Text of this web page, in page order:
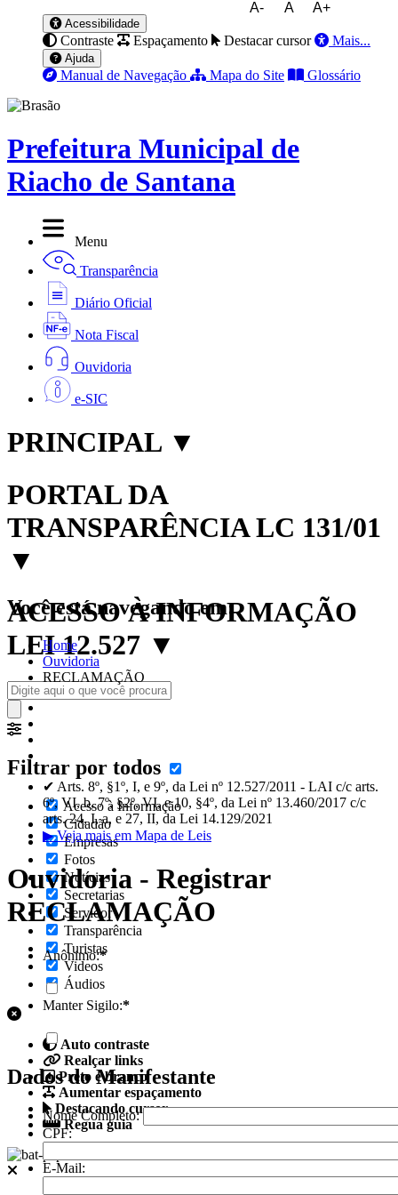
A- A A+
Acessibilidade
Contraste Espaçamento Destacar cursor Mais...
Ajuda
Manual de Navegação Mapa do Site Glossário
Prefeitura Municipal de
Riacho de Santana
Menu
Transparência
Diário Oficial
Nota Fiscal
Ouvidoria
e-SIC
PRINCIPAL ▼
PORTAL DA
TRANSPARÊNCIA LC 131/01
▼
ACESSO À INFORMAÇÃO
LEI 12.527 ▼
Filtrar por todos
Acesso à Informação
Cidadão
Empresas
Fotos
Notícias
Secretarias
Servidor
Transparência
Turistas
Videos
Áudios
Auto contraste
Realçar links
Preto e branco
Aumentar espaçamento
Destacando cursor
Regua guia
Você está navegando em:
Home
Ouvidoria
RECLAMAÇÃO
✔ Arts. 8º, §1º, I, e 9º, da Lei nº 12.527/2011 - LAI c/c arts.
6º, VI, b, 7º, §2º, VI, e 10, §4º, da Lei nº 13.460/2017 c/c
arts. 24, I, a, e 27, II, da Lei 14.129/2021
▶ Veja mais em Mapa de Leis
Ouvidoria - Registrar
RECLAMAÇÃO
Anônimo:*
Manter Sigilo:*
Dados do Manifestante
Nome Completo:
CPF:
E-Mail: